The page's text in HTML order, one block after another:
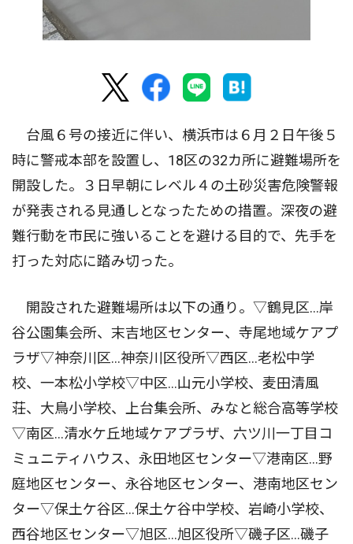
台風６号の接近に伴い、横浜市は６月２日午後５
時に警戒本部を設置し、18区の32カ所に避難場所を
開設した。３日早朝にレベル４の土砂災害危険警報
が発表される見通しとなったための措置。深夜の避
難行動を市民に強いることを避ける目的で、先手を
打った対応に踏み切った。
開設された避難場所は以下の通り。▽鶴見区…岸
谷公園集会所、末吉地区センター、寺尾地域ケアプ
ラザ▽神奈川区…神奈川区役所▽西区…老松中学
校、一本松小学校▽中区…山元小学校、麦田清風
荘、大鳥小学校、上台集会所、みなと総合高等学校
▽南区…清水ケ丘地域ケアプラザ、六ツ川一丁目コ
ミュニティハウス、永田地区センター▽港南区…野
庭地区センター、永谷地区センター、港南地区セン
ター▽保土ケ谷区…保土ケ谷中学校、岩崎小学校、
西谷地区センター▽旭区…旭区役所▽磯子区…磯子